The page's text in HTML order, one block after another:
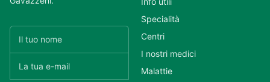
Specialità
Centri
I nostri medici
Malattie